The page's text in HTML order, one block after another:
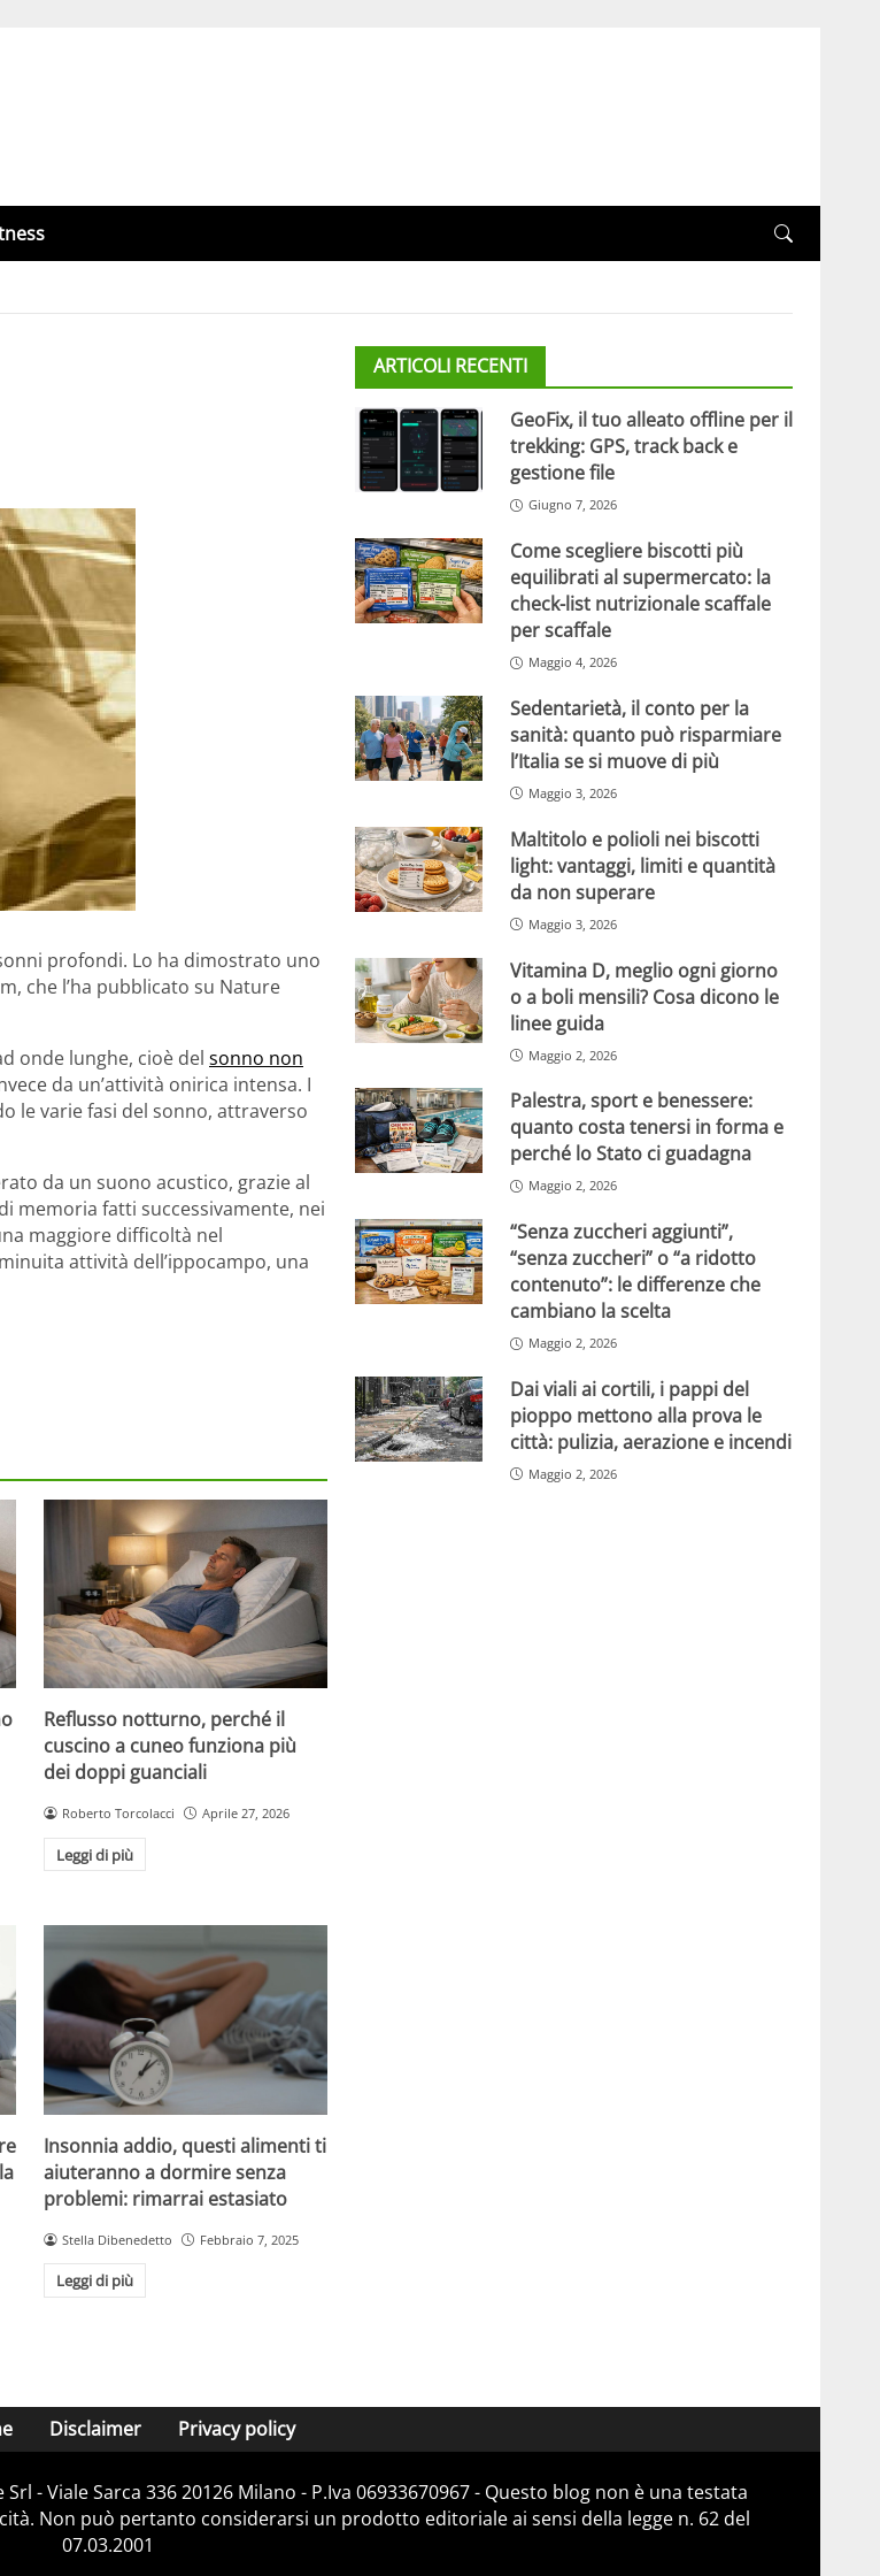
profondi. Lo ha dimostrato uno
che l’ha pubblicato su Nature
onde lunghe, cioè del sonno non
da un’attività onirica intensa. I
le varie fasi del sonno, attraverso
da un suono acustico, grazie al
memoria fatti successivamente, nei
maggiore difficoltà nel
attività dell’ippocampo, una
Reflusso notturno, perché il
cuscino a cuneo funziona più
dei doppi guanciali
Roberto Torcolacci Aprile 27, 2026
Leggi di più
Insonnia addio, questi alimenti ti
aiuteranno a dormire senza
problemi: rimarrai estasiato
Stella Dibenedetto Febbraio 7, 2025
Leggi di più
ARTICOLI RECENTI
GeoFix, il tuo alleato offline per il
trekking: GPS, track back e
gestione file
Giugno 7, 2026
Come scegliere biscotti più
equilibrati al supermercato: la
check-list nutrizionale scaffale
per scaffale
Maggio 4, 2026
Sedentarietà, il conto per la
sanità: quanto può risparmiare
l’Italia se si muove di più
Maggio 3, 2026
Maltitolo e polioli nei biscotti
light: vantaggi, limiti e quantità
da non superare
Maggio 3, 2026
Vitamina D, meglio ogni giorno
o a boli mensili? Cosa dicono le
linee guida
Maggio 2, 2026
Palestra, sport e benessere:
quanto costa tenersi in forma e
perché lo Stato ci guadagna
Maggio 2, 2026
“Senza zuccheri aggiunti”,
“senza zuccheri” o “a ridotto
contenuto”: le differenze che
cambiano la scelta
Maggio 2, 2026
Dai viali ai cortili, i pappi del
pioppo mettono alla prova le
città: pulizia, aerazione e incendi
Maggio 2, 2026
Disclaimer Privacy policy
- Viale Sarca 336 20126 Milano - P.Iva 06933670967 - Questo blog non è una testata
Non può pertanto considerarsi un prodotto editoriale ai sensi della legge n. 62 del
07.03.2001